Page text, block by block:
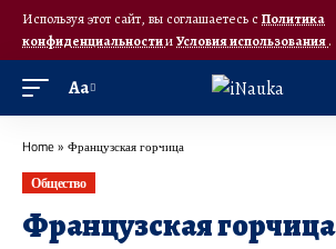
Используя этот сайт, вы соглашаетесь с Политика
конфиденциальностииУсловия использования.
Аа
Home » Французская горчица
Общество
Французская горчица